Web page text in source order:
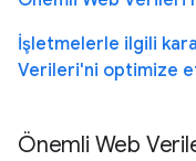
İşletmelerle ilgili
Verileri'ni optimize
Önemli Web